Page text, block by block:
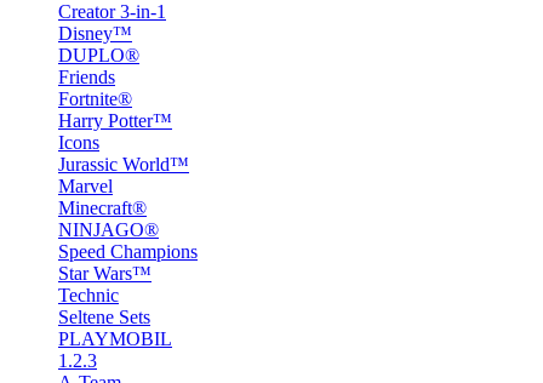
Creator 3-in-1
Disney™
DUPLO®
Friends
Fortnite®
Harry Potter™
Icons
Jurassic World™
Marvel
Minecraft®
NINJAGO®
Speed Champions
Star Wars™
Technic
Seltene Sets
PLAYMOBIL
1.2.3